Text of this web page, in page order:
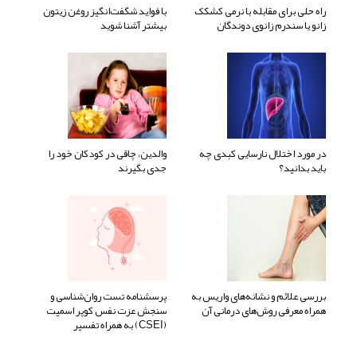
راه حلی برای مقابله با نرمی کشکک
زانو یا سندرم زانوی دوندگان
با فواید شگفت‌انگیز روغن زیتون
بیشتر آشنا شوید
در مورد اختلال نارسایی کبدی چه
باید بدانید؟
والدین، چاقی در کودکان خود را
جدی بگیرند
بررسی علائم و نشانه‌های واریس به
همراه معرفی روش‌های درمانی آن
پرسشنامه تست روان‌شناسی و
سنجش عزت نفس کوپر اسمیت
(CSEI) به همراه تفسیر